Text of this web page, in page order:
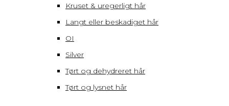
Kruset & uregerligt hår
Langt eller beskadiget hår
OI
Silver
Tørt og dehydreret hår
Tørt og lysnet hår